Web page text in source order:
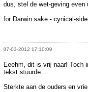
dus, stel de wet-geving even
for Darwin sake - cynical-
07-03-2012 17:10:09
Eeehm, dit is vrij naar! Toch
tekst stuurde...
Sterkte aan de ouders en